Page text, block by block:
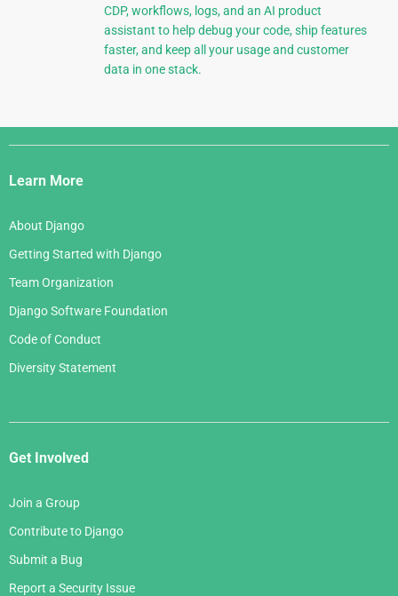
CDP, workflows, logs, and an AI product
assistant to help debug your code, ship features
faster, and keep all your usage and customer
data in one stack.
Django
Links
Learn More
About Django
Getting Started with Django
Team Organization
Django Software Foundation
Code of Conduct
Diversity Statement
Get Involved
Join a Group
Contribute to Django
Submit a Bug
Report a Security Issue